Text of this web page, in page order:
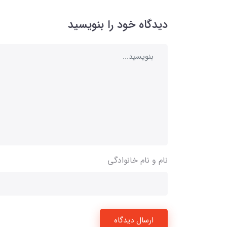
دیدگاه خود را بنویسید
نام و نام خانوادگی
ارسال دیدگاه